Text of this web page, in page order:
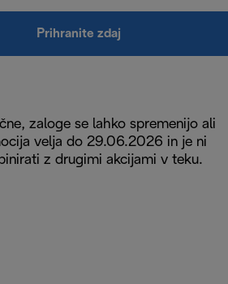
Prihranite zdaj
zaloge se lahko spremenijo ali
velja do 29.06.2026 in je ni
z drugimi akcijami v teku.